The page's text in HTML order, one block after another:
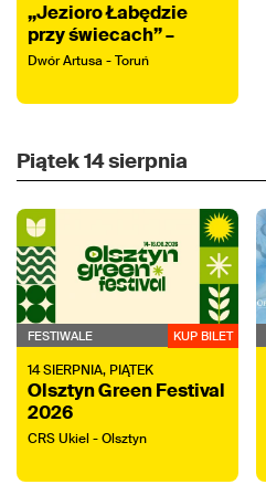
„Jezioro Łabędzie
przy świecach” –
koncert z tańcem na
Dwór Artusa - Toruń
Piątek14 sierpnia
FESTIWALE KUP BILET
14SIERPNIA, PIĄTEK
Olsztyn Green Festival
2026
CRS Ukiel - Olsztyn